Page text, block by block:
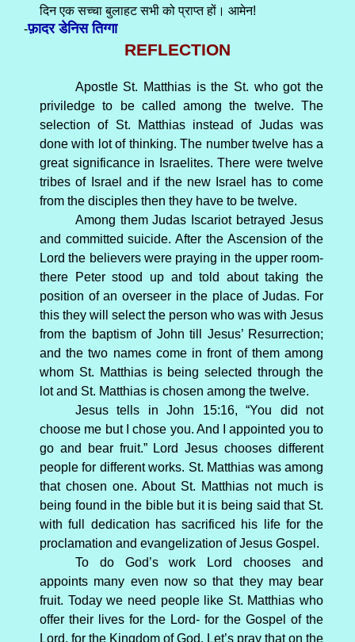
दिन एक सच्चा बुलाहट सभी को प्राप्त हों। आमेन!
-फ़ादर डेनिस तिग्गा
REFLECTION
Apostle St. Matthias is the St. who got the
priviledge to be called among the twelve. The
selection of St. Matthias instead of Judas was
done with lot of thinking. The number twelve has a
great significance in Israelites. There were twelve
tribes of Israel and if the new Israel has to come
from the disciples then they have to be twelve.
Among them Judas Iscariot betrayed Jesus
and committed suicide. After the Ascension of the
Lord the believers were praying in the upper room-
there Peter stood up and told about taking the
position of an overseer in the place of Judas. For
this they will select the person who was with Jesus
from the baptism of John till Jesus’ Resurrection;
and the two names come in front of them among
whom St. Matthias is being selected through the
lot and St. Matthias is chosen among the twelve.
Jesus tells in John 15:16, “You did not
choose me but I chose you. And I appointed you to
go and bear fruit.” Lord Jesus chooses different
people for different works. St. Matthias was among
that chosen one. About St. Matthias not much is
being found in the bible but it is being said that St.
with full dedication has sacrificed his life for the
proclamation and evangelization of Jesus Gospel.
To do God’s work Lord chooses and
appoints many even now so that they may bear
fruit. Today we need people like St. Matthias who
offer their lives for the Lord- for the Gospel of the
Lord, for the Kingdom of God. Let’s pray that on the